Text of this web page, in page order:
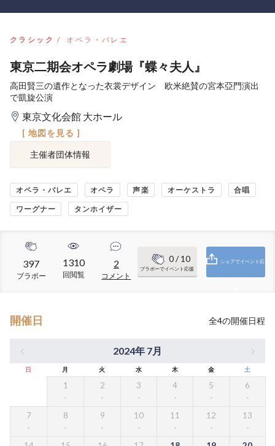
クラシック オペラ・バレエ
東京二期会オペラ劇場『蝶々夫人』
高田賢三の遺作となった衣裳デザイン 欧米絶賛の宮本亞門演出
で凱旋公演
東京文化会館 大ホール
[ 地図を見る ]
主催者団体情報
オペラ・バレエ オペラ 声楽 オーケストラ 合唱
ワーグナー タンホイザー
397
ブラボー
1310
回閲覧
2
コメント
0/ 10
ブラボーでイベント応援
シェアでイベント応
開催日 全4の開催日程
2024年 7月
日 月 火 水 木 金 土
1 2 3 4 5 6
7 8 9 10 11 12 13